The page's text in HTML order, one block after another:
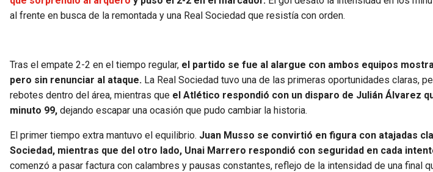
al frente en busca de la remontada y una Real Sociedad que resistía con orden.
Tras el empate 2-2 en el tiempo regular, el partido se fue al alargue con ambos equipos
pero sin renunciar al ataque. La Real Sociedad tuvo una de las primeras oportunidades claras,
rebotes dentro del área, mientras que el Atlético respondió con un disparo de Julián Álvarez
minuto 99, dejando escapar una ocasión que pudo cambiar la historia.
El primer tiempo extra mantuvo el equilibrio. Juan Musso se convirtió en figura con atajadas
Sociedad, mientras que del otro lado, Unai Marrero respondió con seguridad en cada
comenzó a pasar factura con calambres y pausas constantes, reflejo de la intensidad de una final